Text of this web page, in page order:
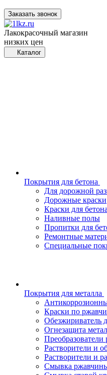
Заказать звонок
Лакокрасочный магазин
низких цен
Каталог
Покрытия для бетона
Для дорожной
Дорожные краски
Краски для бетона
Наливные полы
Пропитки для
Ремонтные
Специальные
Покрытия для металла
Краски по
Обезжириватель
Огнезащита
Растворители и
Растворители и
Смывка ржавчины